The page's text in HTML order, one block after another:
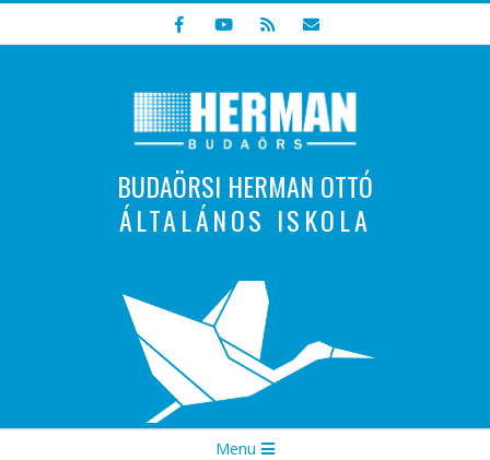
to
BUDAÖRSI HERMAN OTTÓ
ÁLTALÁNOS ISKOLA
Indulunk! Hamarosan újraindul oldalunk!
Menu